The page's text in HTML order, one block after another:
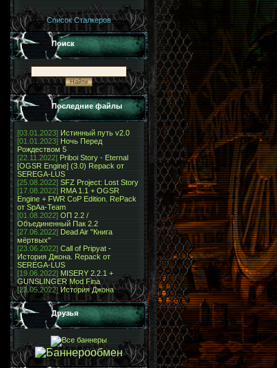
Список Сталкеров
Поиск
Последние файлы
[03.01.2023] Истинный путь v2.0
[01.01.2023] Ночь Перед
Рождеством 5
[22.11.2022] Priboi Story - Eternal
[OGSR Engine] (3.0) Repack от
SEREGA-LUS
[25.08.2022] SFZ Project: Lost Story
[17.08.2022] RMA 1.1 + OGSR
Engine + FWR CoP Edition. RePack
от SpAa-Team
[01.08.2022] ОП 2.2 /
Объединенный Пак 2.2
[27.06.2022] Dead Air "Книга
мёртвых"
[23.06.2022] Call of Pripyat -
История Джона. Repack от
SEREGA-LUS
[19.06.2022] MISERY 2.2.1 +
GUNSLINGER Mod Fina
[23.05.2022]История Джона
Друзья